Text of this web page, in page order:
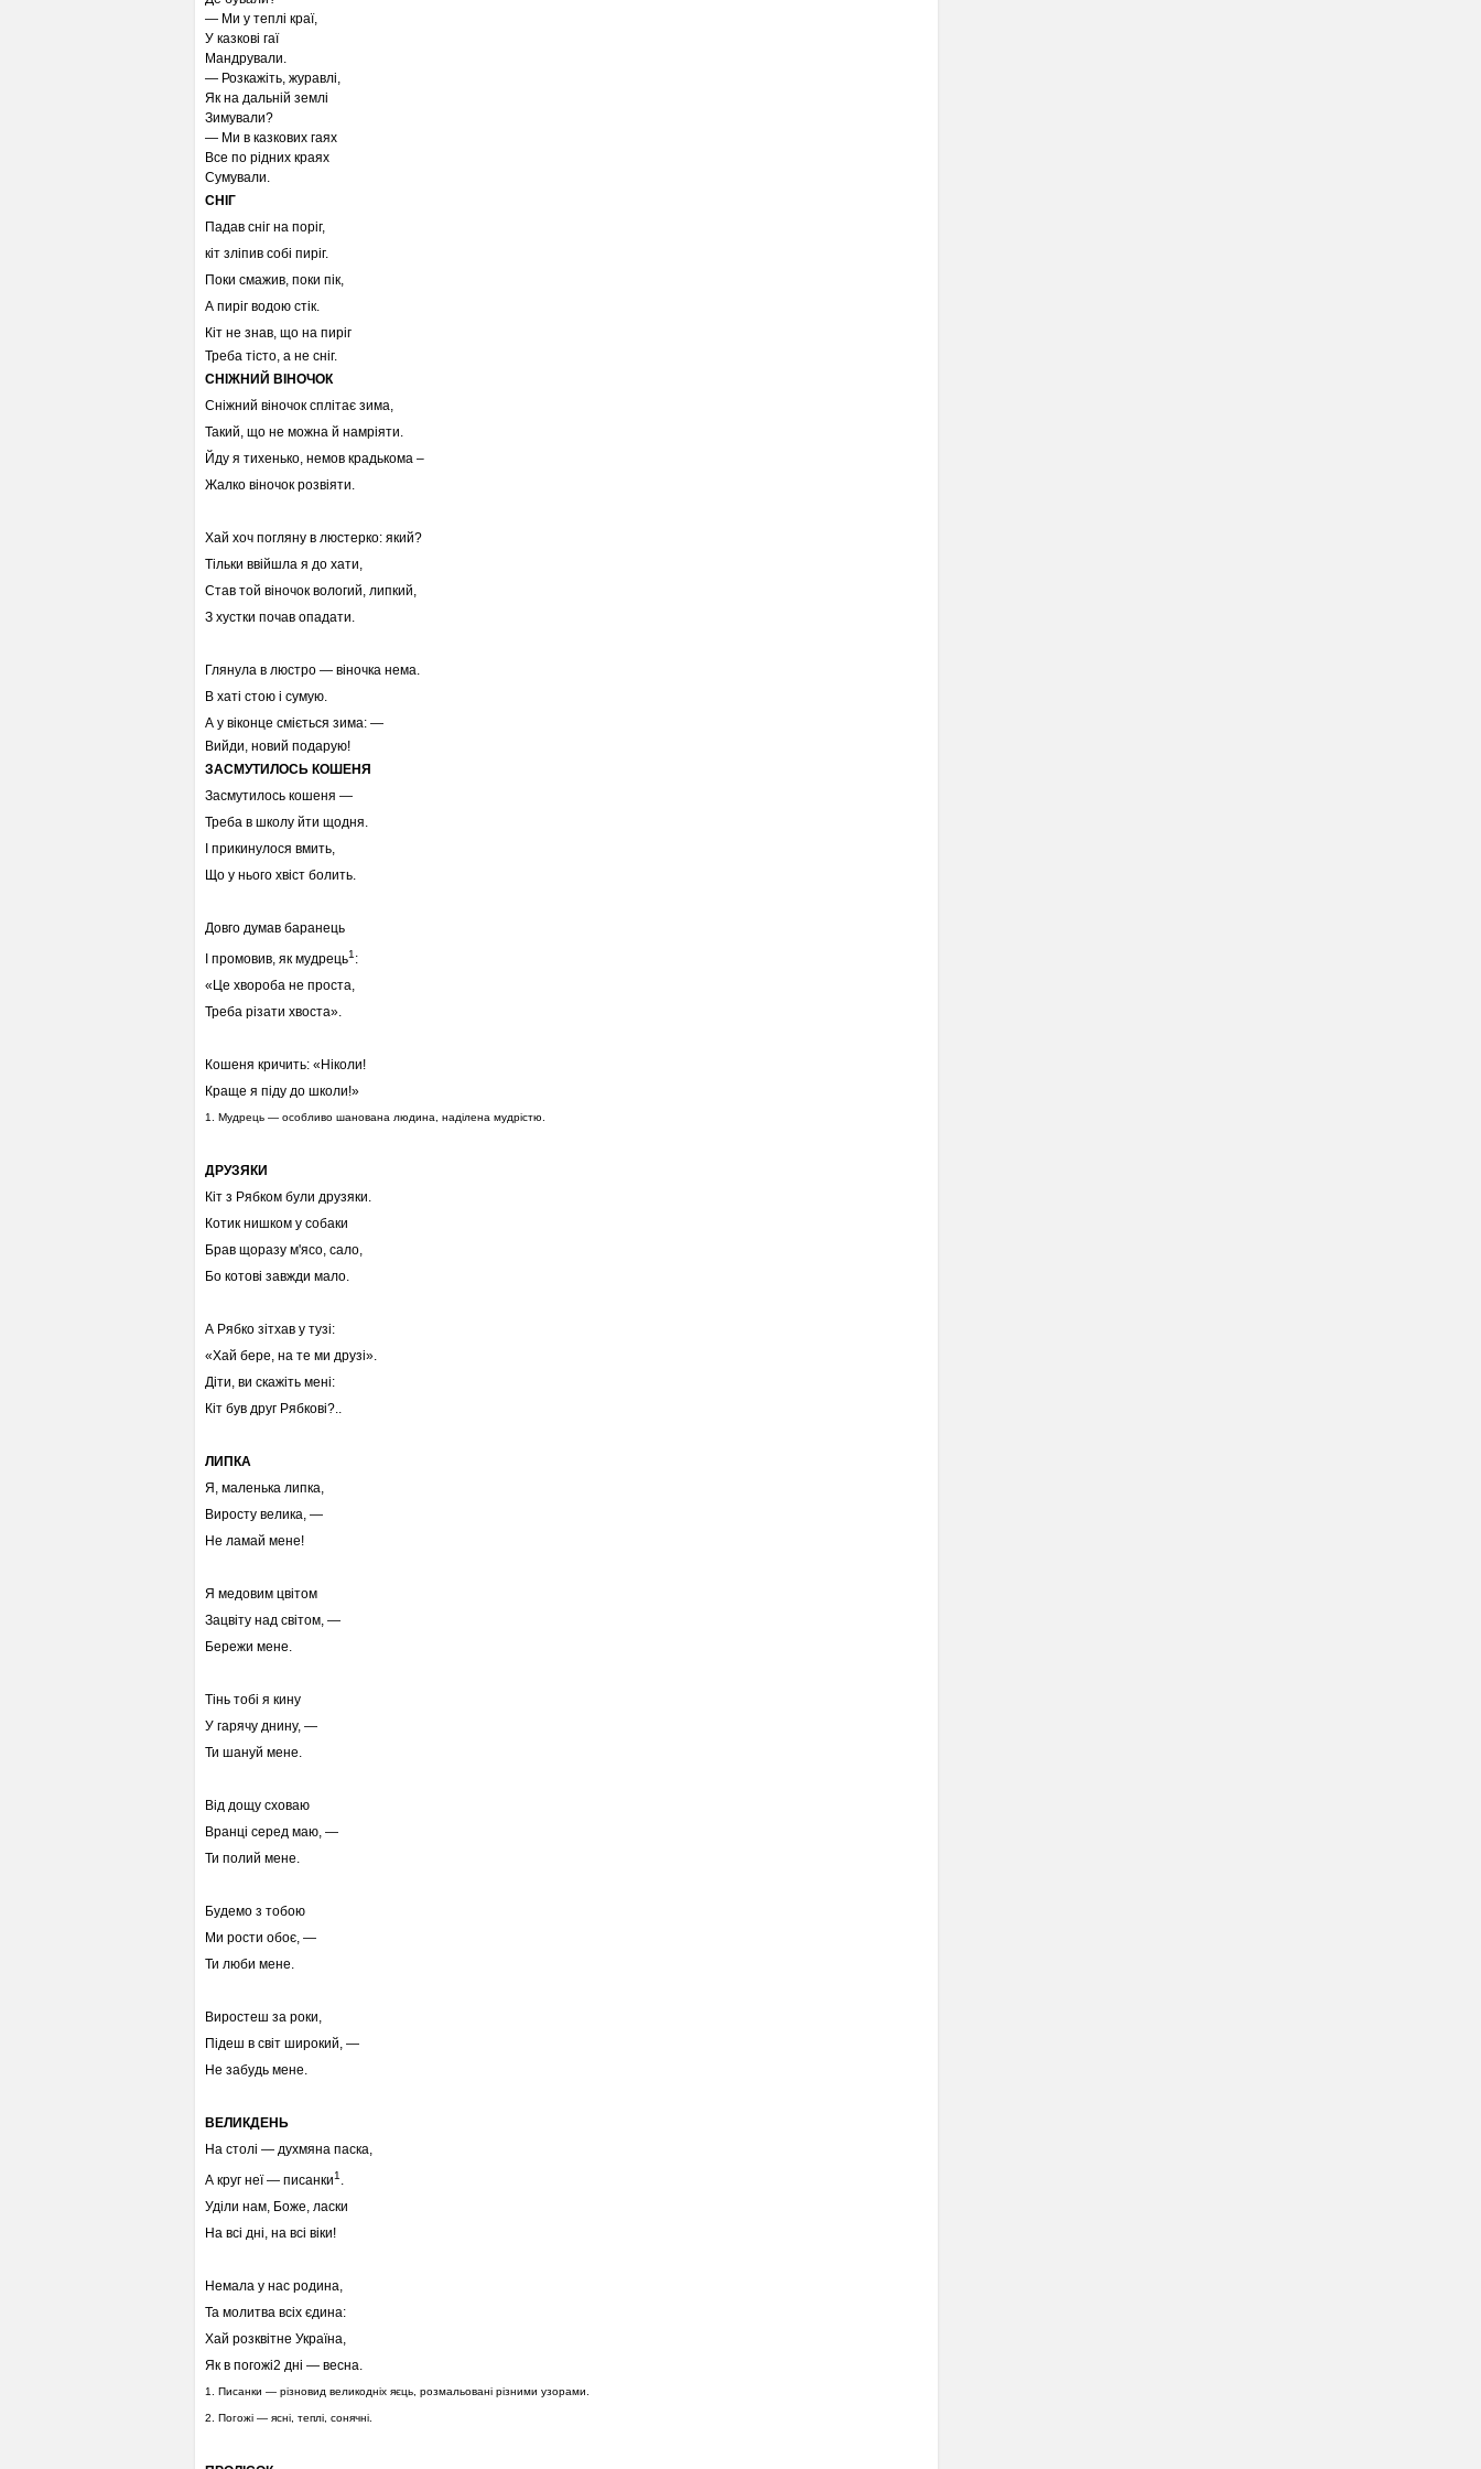
— Ми у теплі краї,
У казкові гаї
Мандрували.
— Розкажіть, журавлі,
Як на дальній землі
Зимували?
— Ми в казкових гаях
Все по рідних краях
Сумували.
СНІГ
Падав сніг на поріг,
кіт зліпив собі пиріг.
Поки смажив, поки пік,
А пиріг водою стік.
Кіт не знав, що на пиріг
Треба тісто, а не сніг.
СНІЖНИЙ ВІНОЧОК
Сніжний віночок сплітає зима,
Такий, що не можна й намріяти.
Йду я тихенько, немов крадькома –
Жалко віночок розвіяти.
Хай хоч погляну в люстерко: який?
Тільки ввійшла я до хати,
Став той віночок вологий, липкий,
З хустки почав опадати.
Глянула в люстро — віночка нема.
В хаті стою і сумую.
А у віконце сміється зима: —
Вийди, новий подарую!
ЗАСМУТИЛОСЬ КОШЕНЯ
Засмутилось кошеня —
Треба в школу йти щодня.
І прикинулося вмить,
Що у нього хвіст болить.
Довго думав баранець
І промовив, як мудрець1 :
«Це хвороба не проста,
Треба різати хвоста».
Кошеня кричить: «Ніколи!
Краще я піду до школи!»
1. Мудрець — особливо шанована людина, наділена мудрістю.
ДРУЗЯКИ
Кіт з Рябком були друзяки.
Котик нишком у собаки
Брав щоразу м'ясо, сало,
Бо котові завжди мало.
А Рябко зітхав у тузі:
«Хай бере, на те ми друзі».
Діти, ви скажіть мені:
Кіт був друг Рябкові?..
ЛИПКА
Я, маленька липка,
Виросту велика, —
Не ламай мене!
Я медовим цвітом
Зацвіту над світом, —
Бережи мене.
Тінь тобі я кину
У гарячу днину, —
Ти шануй мене.
Від дощу сховаю
Вранці серед маю, —
Ти полий мене.
Будемо з тобою
Ми рости обоє, —
Ти люби мене.
Виростеш за роки,
Підеш в світ широкий, —
Не забудь мене.
ВЕЛИКДЕНЬ
На столі — духмяна паска,
А круг неї — писанки1 .
Уділи нам, Боже, ласки
На всі дні, на всі віки!
Немала у нас родина,
Та молитва всіх єдина:
Хай розквітне Україна,
Як в погожі2 дні — весна.
1. Писанки — різновид великодніх яєць, розмальовані різними узорами.
2. Погожі — ясні, теплі, сонячні.